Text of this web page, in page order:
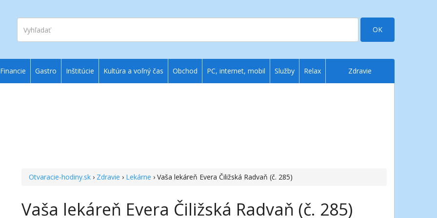
Vyhľadať
OK
Otvaracie-hodiny.sk › Zdravie › Lekárne › Vaša lekáreň Evera Čiližská Radvaň (č. 285)
Vaša lekáreň Evera Čiližská Radvaň (č. 285)
Financie Gastro Inštitúcie Kultúra a voľný čas Obchod PC, internet, mobil Služby Relax Zdravie